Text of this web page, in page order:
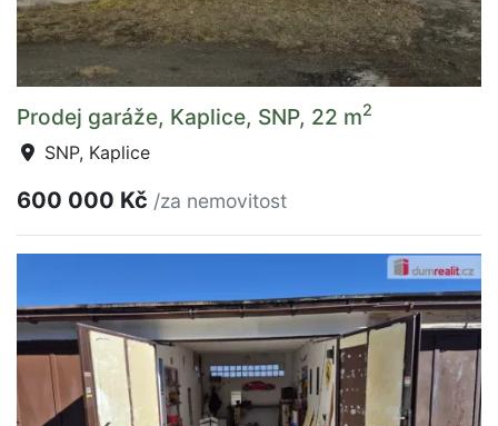
Prodej garáže, Kaplice, SNP, 22 m2
SNP, Kaplice
600 000 Kč /za nemovitost